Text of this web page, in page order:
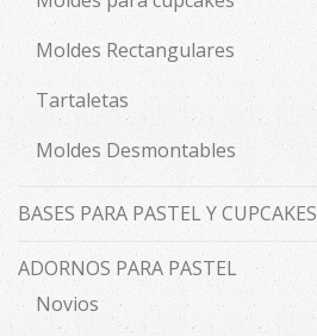
Moldes Rectangulares
Tartaletas
Moldes Desmontables
BASES PARA PASTEL Y CUPCAKES
ADORNOS PARA PASTEL
Novios